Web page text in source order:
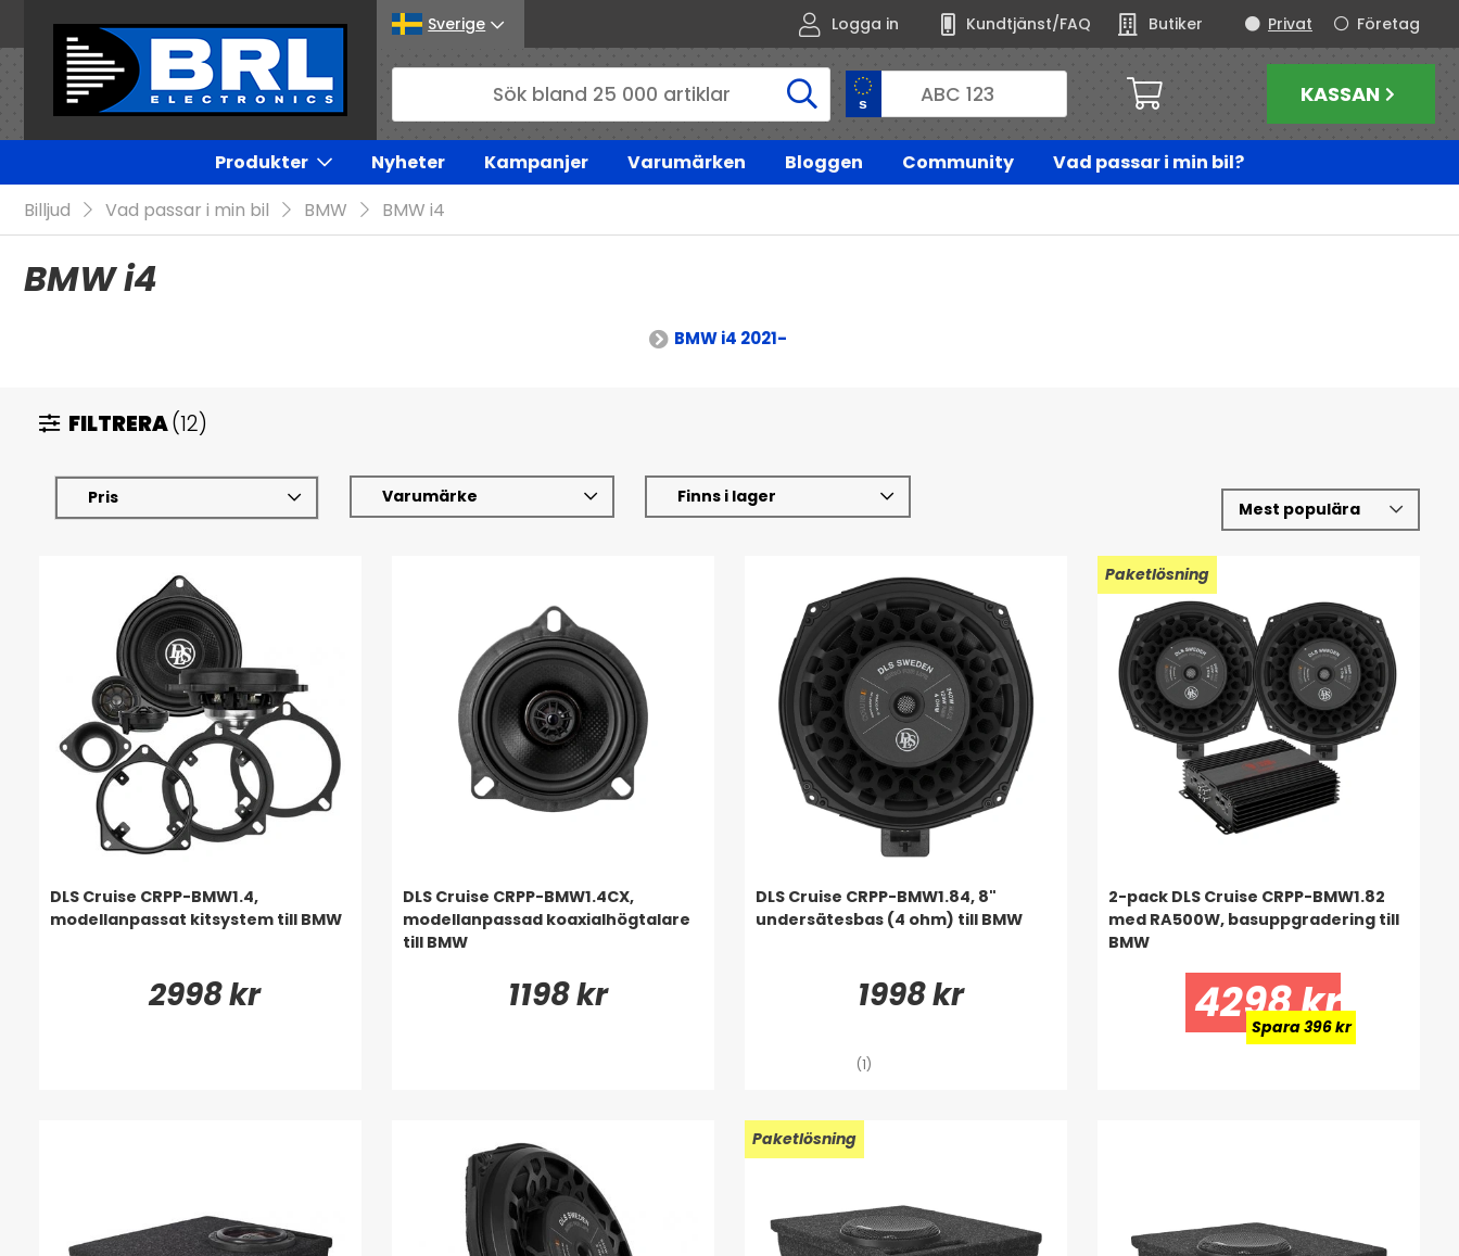
Sverige Logga in Kundtjänst/FAQ Butiker Företag
Privat
KASSAN
Produkter Nyheter Kampanjer Varumärken Bloggen Community
Vad passar i min bil?
Billjud
Vad passar i min bil BMW BMW i4
BMW i4
BMW i4 2021-
FILTRERA(12)
Pris Varumärke Finns i lager
DLS Cruise CRPP-BMW1.4,
modellanpassat kitsystem till BMW
2998 kr
DLS Cruise CRPP-BMW1.4CX,
modellanpassad koaxialhögtalare
till BMW
1198 kr
DLS Cruise CRPP-BMW1.84, 8"
undersätesbas (4 ohm) till BMW
1998 kr
(1)
Paketlösning
2-pack DLS Cruise CRPP-BMW1.82
med RA500W, basuppgradering till
BMW
4298 kr
Spara 396 kr
Paketlösning